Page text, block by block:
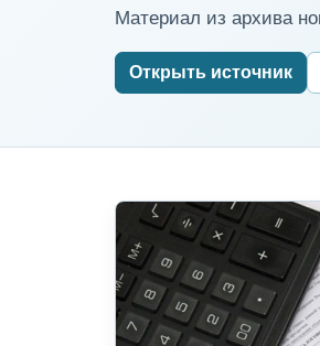
Материал из архива
Открыть источник